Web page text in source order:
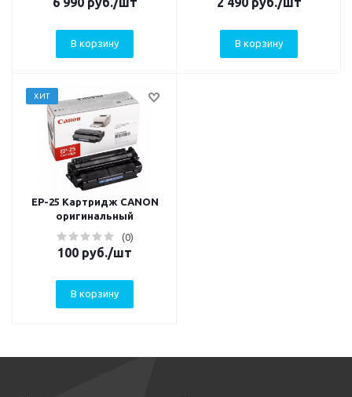
В корзину В корзину
ХИТ
EP-25 Картридж CANON
оригинальный
(0)
100 руб./шт
В корзину